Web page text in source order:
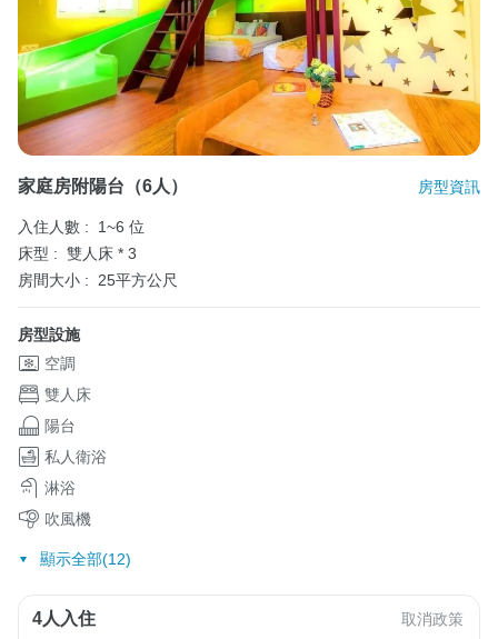
家庭房附陽台（6人） 房型資訊
入住人數 :
1~6 位
床型 : 雙人床 * 3
房間大小 :
25平方公尺
房型設施
空調
雙人床
陽台
私人衛浴
淋浴
吹風機
顯示全部(12)
4人入住 取消政策